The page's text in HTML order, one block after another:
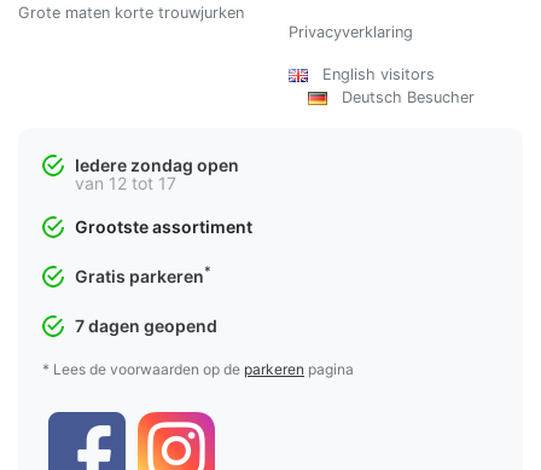
Grote maten korte trouwjurken
Privacyverklaring
English visitors
Deutsch Besucher
Iedere zondag open
van 12 tot 17
Grootste assortiment
Gratis parkeren*
7 dagen geopend
* Lees de voorwaarden op de parkeren pagina